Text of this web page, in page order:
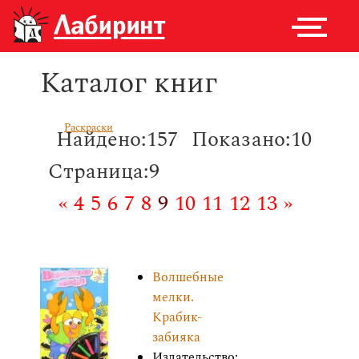
Каталог книг
Раскраски
Найдено:157 Показано:10
Страница:9
« 4 5 6 7 8 9 10 11 12 13 »
Волшебные
мелки.
Крабик-
забияка